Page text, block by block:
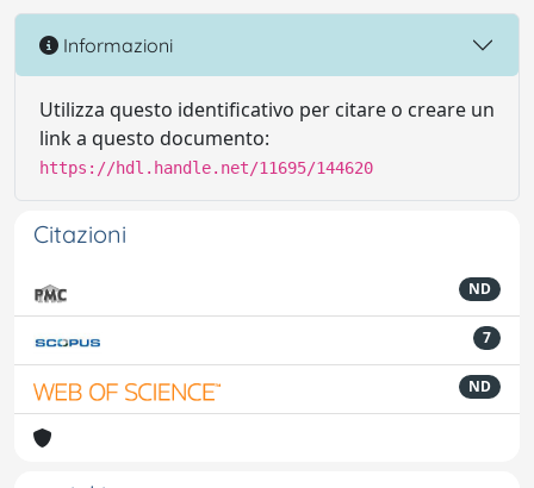
Informazioni
Utilizza questo identificativo per citare o creare un
link a questo documento:
https://hdl.handle.net/11695/144620
Citazioni
ND
7
ND